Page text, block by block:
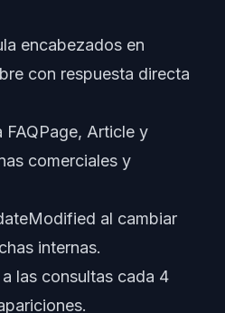
encabezados en
con respuesta directa
FAQPage, Article y
comerciales y
al cambiar
internas.
las consultas cada 4